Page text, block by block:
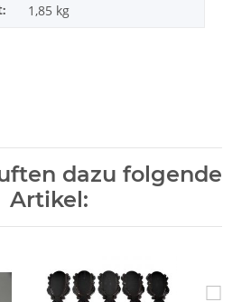
1,85 kg
dazu folgende
Artikel: